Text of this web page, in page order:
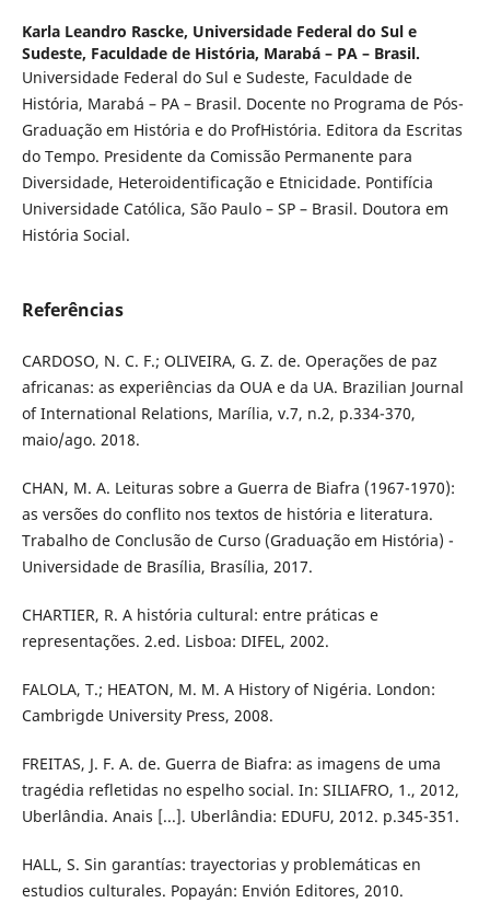
Karla Leandro Rascke, Universidade Federal do Sul e
Sudeste, Faculdade de História, Marabá – PA – Brasil.
Universidade Federal do Sul e Sudeste, Faculdade de
História, Marabá – PA – Brasil. Docente no Programa de Pós-
Graduação em História e do ProfHistória. Editora da Escritas
do Tempo. Presidente da Comissão Permanente para
Diversidade, Heteroidentificação e Etnicidade. Pontifícia
Universidade Católica, São Paulo – SP – Brasil. Doutora em
História Social.
Referências
CARDOSO, N. C. F.; OLIVEIRA, G. Z. de. Operações de paz
africanas: as experiências da OUA e da UA. Brazilian Journal
of International Relations, Marília, v.7, n.2, p.334-370,
maio/ago. 2018.
CHAN, M. A. Leituras sobre a Guerra de Biafra (1967-1970):
as versões do conflito nos textos de história e literatura.
Trabalho de Conclusão de Curso (Graduação em História) -
Universidade de Brasília, Brasília, 2017.
CHARTIER, R. A história cultural: entre práticas e
representações. 2.ed. Lisboa: DIFEL, 2002.
FALOLA, T.; HEATON, M. M. A History of Nigéria. London:
Cambrigde University Press, 2008.
FREITAS, J. F. A. de. Guerra de Biafra: as imagens de uma
tragédia refletidas no espelho social. In: SILIAFRO, 1., 2012,
Uberlândia. Anais [...]. Uberlândia: EDUFU, 2012. p.345-351.
HALL, S. Sin garantías: trayectorias y problemáticas en
estudios culturales. Popayán: Envión Editores, 2010.